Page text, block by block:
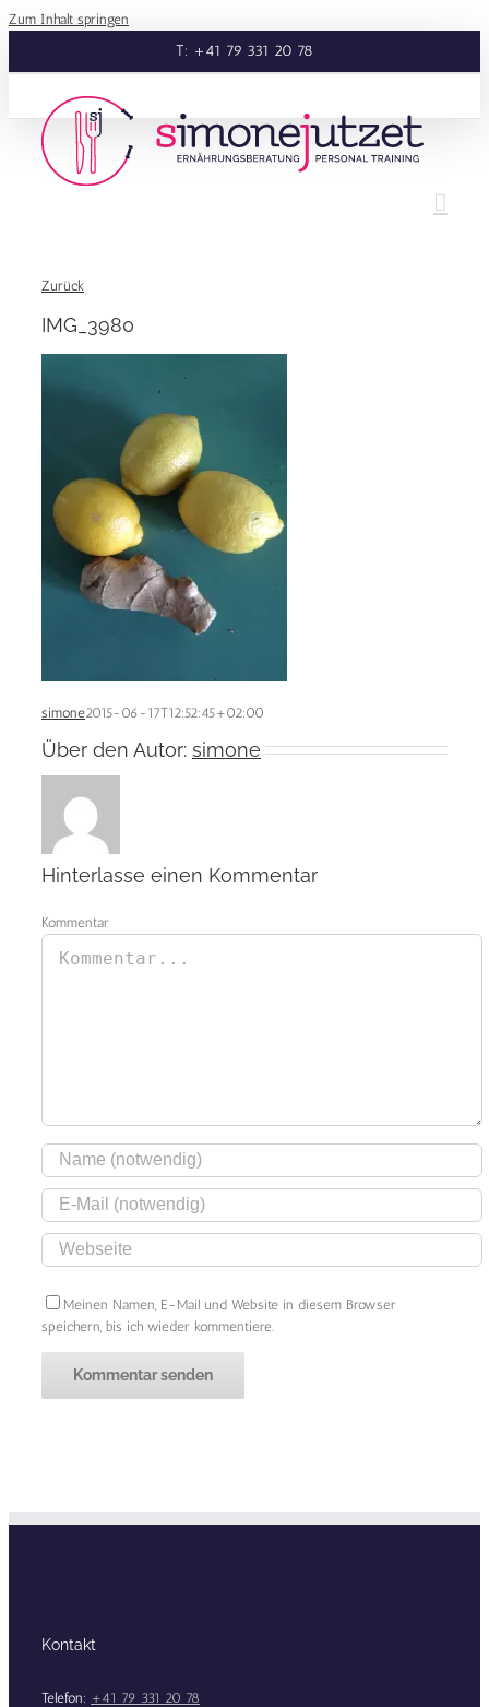
Zum Inhalt springen
T: +41 79 331 20 78
Zurück
IMG_3980
simone2015-06-17T12:52:45+02:00
Über den Autor: simone
Hinterlasse einen Kommentar
Kommentar
Meinen Namen, E-Mail und Website in diesem Browser
speichern, bis ich wieder kommentiere.
Kontakt
Telefon: +41 79 331 20 78